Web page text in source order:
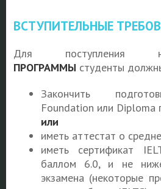
ВСТУПИТЕЛЬНЫЕ
Для поступления
ПРОГРАММЫ студенты
Закончить
Foundation или Diploma
или
иметь аттестат о
иметь сертификат
баллом 6.0, и не
экзамена (некоторые